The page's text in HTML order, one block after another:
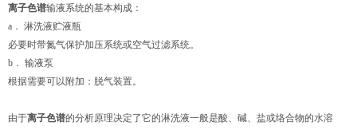
离子色谱输液系统的基本构成：
a． 淋洗液贮液瓶
必要时带氮气保护加压系统或空气过滤系统。
b． 输液泵
根据需要可以附加：脱气装置。
由于离子色谱的分析原理决定了它的淋洗液一般是酸、碱、盐或络合物的水溶